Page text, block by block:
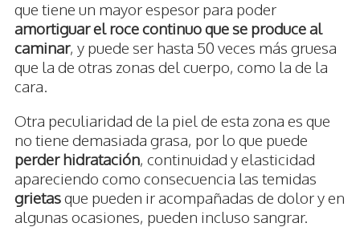
que tiene un mayor espesor para poder
amortiguar el roce continuo que se produce al
caminar, y puede ser hasta 50 veces más gruesa
que la de otras zonas del cuerpo, como la de la
cara.
Otra peculiaridad de la piel de esta zona es que
no tiene demasiada grasa, por lo que puede
perder hidratación, continuidad y elasticidad
apareciendo como consecuencia las temidas
grietasque pueden ir acompañadas de dolor y en
algunas ocasiones, pueden incluso sangrar.